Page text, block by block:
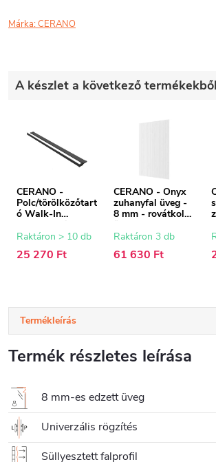
Márka:CERANO
A készlet a következő
CERANO -
Polc/törölközőtart
ó Walk-In
8-10 mm - matt
cm
Raktáron > 10 db
25 270 Ft
CERANO - Onyx
zuhanyfal üveg -
8 mm - rovátkolt
Raktáron 3 db
61 630 Ft
Termékleírás
Termék részletes leírása
8 mm-es edzett üveg
Univerzális rögzítés
Süllyesztett falprofil